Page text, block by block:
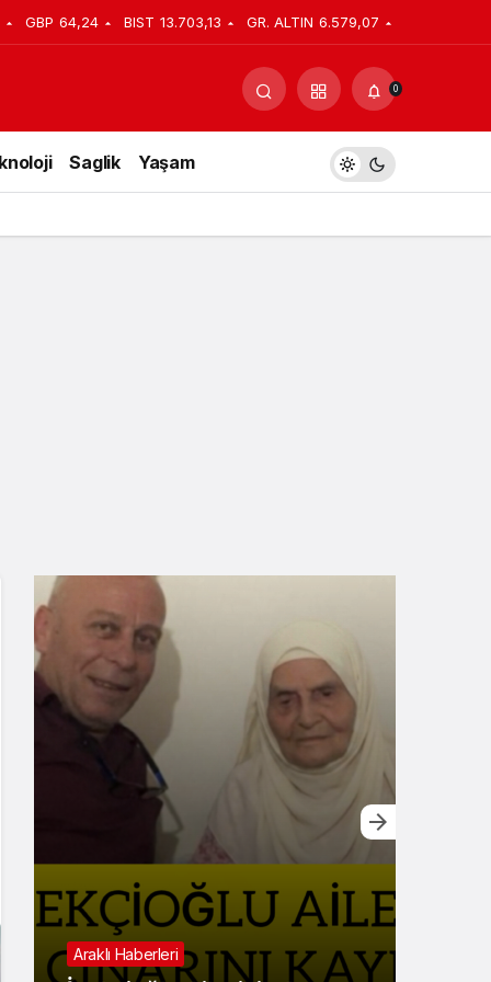
GBP 64,24 BIST 13.703,13 GR. ALTIN 6.579,07
0
Saglik Yaşam
Araklı Haberleri
Yorum Yap Paylaş